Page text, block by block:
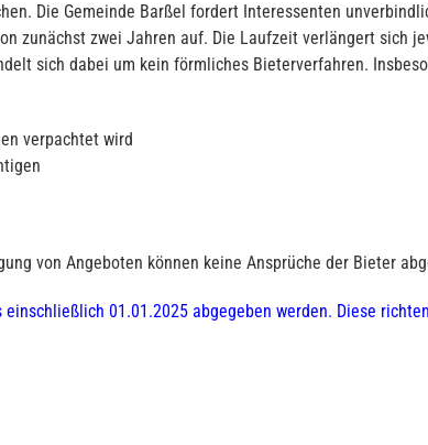
Die Gemeinde Barßel fordert Interessenten
zunächst zwei Jahren auf. Die Laufzeit verlängert sich
sich dabei um kein förmliches Bieterverfahren.
verpachtet wird
von Angeboten können keine Ansprüche der Bieter
01.01.2025 abgegeben werden. Diese